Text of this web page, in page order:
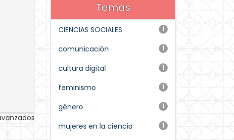
Temas
1
CIENCIAS SOCIALES
1
comunicación
1
cultura digital
1
feminismo
1
género
1
mujeres en la ciencia